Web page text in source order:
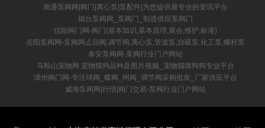
南通泵阀网|阀门|离心泵|泵配件|为您提供最专业的资讯平台
烟台泵阀网_泵阀门_制造供应泵阀门
信阳阀门网-阀门(基本知识,基本原理,展会,维护,标准)
岳阳泵阀网-泵阀网止回阀,调节阀,离心泵,管道泵,自吸泵,化工泵,螺杆泵
泰安泵阀网-泵阀行业门户网站
马鞍山宠物网 宠物猫狗品种及图片视频_宠物猫咪狗狗专业平台
漳州阀门网-专注球阀_蝶阀_闸阀_调节阀采购批发_厂家供应平台
威海泵阀网|行情|阀门交易-泵阀行业门户网站